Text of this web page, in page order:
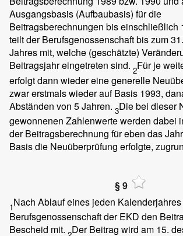
Ausgangsbasis (Aufbaubasis) für die
Beitragsberechnungen bis einschließlich
teilt der Berufsgenossenschaft bis zum
Jahres mit, welche (geschätzte)
Beitragsjahr eingetreten sind. 2Für je
erfolgt dann wieder eine generelle
zwar erstmals wieder auf Basis 1993,
Abständen von 5 Jahren. 3Die bei dieser
gewonnenen Zahlenwerte werden dabei
der Beitragsberechnung für eben das
Basis die Neuüberprüfung erfolgte,
§ 9
1Nach Ablauf eines jeden
Berufsgenossenschaft der EKD den
Bescheid mit. Der Beitrag wird am 15.